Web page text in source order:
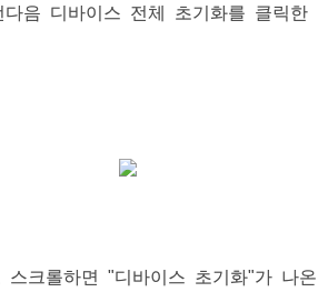
다음 디바이스 전체 초기화를 클릭한
스크롤하면 "디바이스 초기화"가 나온